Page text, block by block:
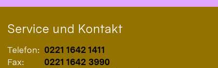
Service und Kontakt
Telefon: 0221 1642 1411
Fax:
0221 1642 3990